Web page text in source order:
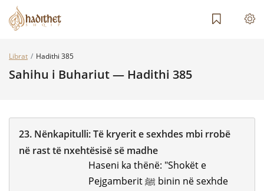
Librat Hadithi 385
Sahihu i Buhariut — Hadithi 385
23. Nënkapitulli:Të kryerit e sexhdes mbi rrobë
në rast të nxehtësisë së madhe
Haseni ka thënë: "Shokët e
Pejgamberit ﷺ binin në sexhde